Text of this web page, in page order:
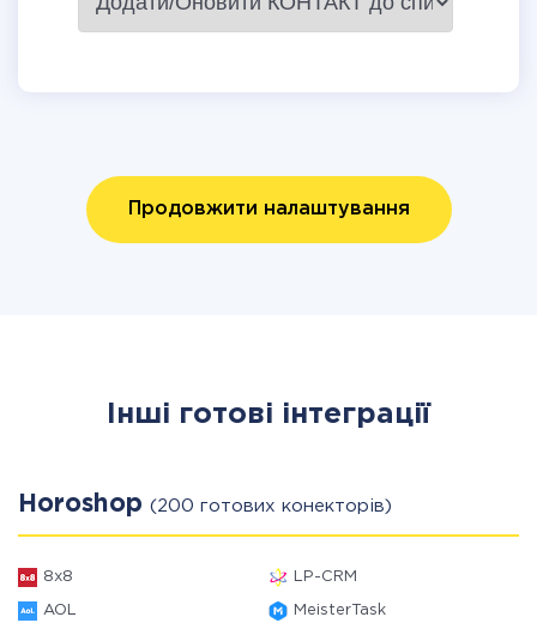
Продовжити налаштування
Інші готові інтеграції
Horoshop (200 готових конекторів)
8x8 LP-CRM
AOL MeisterTask